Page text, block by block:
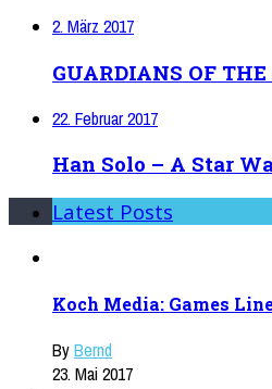
2. März 2017
GUARDIANS OF
22. Februar 2017
Han Solo – A Star
Latest Posts
Koch Media: Games
ByBernd
23. Mai 2017